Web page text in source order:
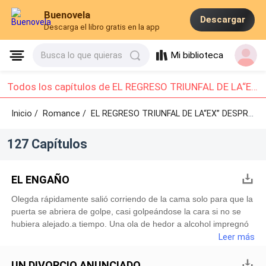
Buenovela
Descarga el libro gratis en la app
Descargar
Busca lo que quieras Mi biblioteca
Todos los capítulos de EL REGRESO TRIUNFAL DE LA“EX” DESPRECIADA: Capítulo 1 - Capítulo 10
Inicio / Romance/EL REGRESO TRIUNFAL DE LA“EX” DESPRECIADA /
127 Capítulos
EL ENGAÑO
Olegda rápidamente salió corriendo de la cama solo para que la
puerta se abriera de golpe, casi golpeándose la cara si no se
hubiera alejado.a tiempo. Una ola de hedor a alcohol impregnó
rápidamente la habitación, junto con el olor a humo y perfume.
Ferry, en busca de apoyo. Olegda trató de ignorar la forma en
Leer más